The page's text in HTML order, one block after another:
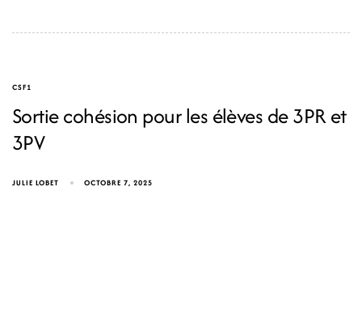
CSF1
Sortie cohésion pour les élèves de 3PR et
3PV
JULIE LOBET OCTOBRE 7, 2025